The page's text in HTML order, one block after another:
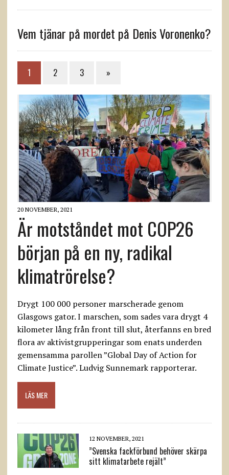
Vem tjänar på mordet på Denis Voronenko?
1 2 3 »
20 NOVEMBER, 2021
Är motståndet mot COP26
början på en ny, radikal
klimatrörelse?
Drygt 100 000 personer marscherade genom
Glasgows gator. I marschen, som sades vara drygt 4
kilometer lång från front till slut, återfanns en bred
flora av aktivistgrupperingar som enats underden
gemensamma parollen ”Global Day of Action for
Climate Justice”. Ludvig Sunnemark rapporterar.
LÄS MER
12 NOVEMBER, 2021
”Svenska fackförbund behöver skärpa
sitt klimatarbete rejält”